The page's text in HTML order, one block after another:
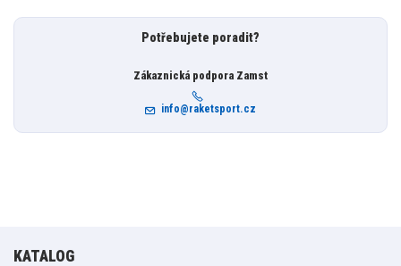
Potřebujete poradit?
Zákaznická podpora Zamst
info@raketsport.cz
KATALOG